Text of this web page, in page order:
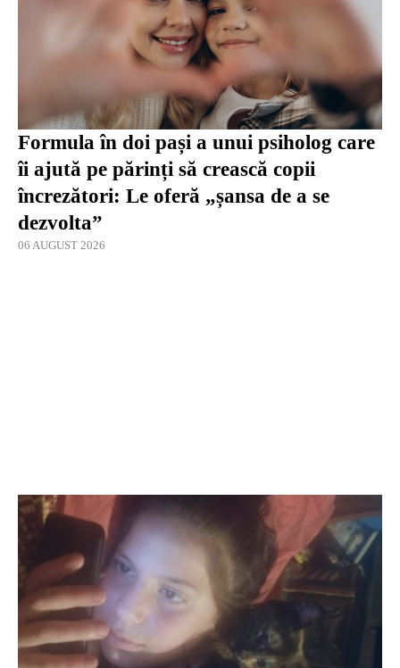
Formula în doi pași a unui psiholog care
îi ajută pe părinți să crească copii
încrezători: Le oferă „șansa de a se
dezvolta”
06 AUGUST 2026